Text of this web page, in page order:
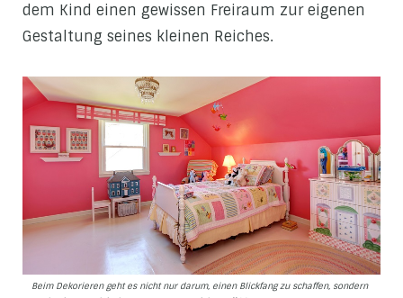
dem Kind einen gewissen Freiraum zur eigenen
Gestaltung seines kleinen Reiches.
Beim Dekorieren geht es nicht nur darum, einen Blickfang zu schaffen, sondern